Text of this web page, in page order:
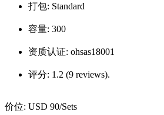
打包: Standard
容量: 300
资质认证: ohsas18001
评分: 1.2 (9 reviews).
价位: USD 90/Sets